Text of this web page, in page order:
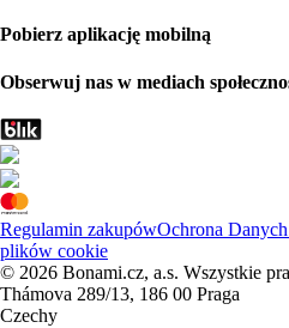
Pobierz aplikację mobilną
Obserwuj nas w mediach
Regulamin zakupówOchrona
plików cookie
© 2026 Bonami.cz, a.s. Wszystkie
Thámova 289/13, 186 00 Praga
Czechy